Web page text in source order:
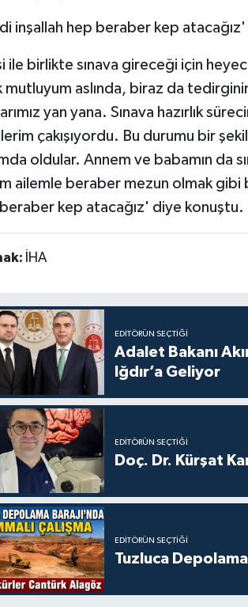
inşallah hep beraber kep atacağız'
ile birlikte sınava gireceği için
mutluyum aslında, biraz da
yan yana. Sınava hazırlık
çakışıyordu. Bu durumu bir
oldular. Annem ve babamın da
ailemle beraber mezun olmak
kep atacağız' diye konuştu.
İHA
EDITÖRÜN SEÇTIĞI
Adalet Bakanı
Iğdır’a Geliyor
EDITÖRÜN SEÇTIĞI
Doç. Dr. Kürşat
EDITÖRÜN SEÇTIĞI
Tuzluca Depolama